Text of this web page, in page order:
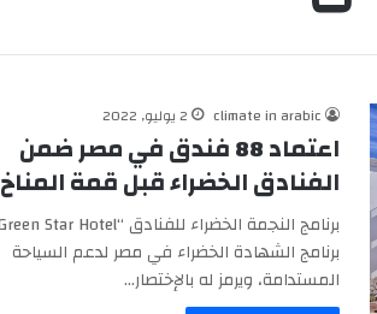
climate in arabic 2 يوليو, 2022
اعتماد 88 فندق في مصر ضمن
الفنادق الخضراء قبل قمة المناخ
برنامج الشهادة الخضراء في مصر لدعم السياحة
المستدامة، ويرمز له بالإختصار…